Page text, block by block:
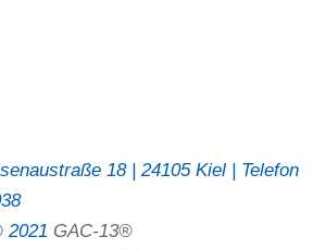
18 | 24105 Kiel | Telefon
2021 GAC-13®